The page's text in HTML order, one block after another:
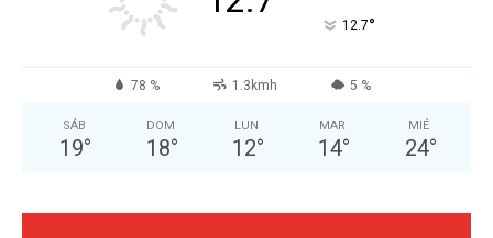
12.7°
78 % 1.3kmh 5 %
SÁB
19°
DOM
18°
LUN
12°
MAR
14°
MIÉ
24°